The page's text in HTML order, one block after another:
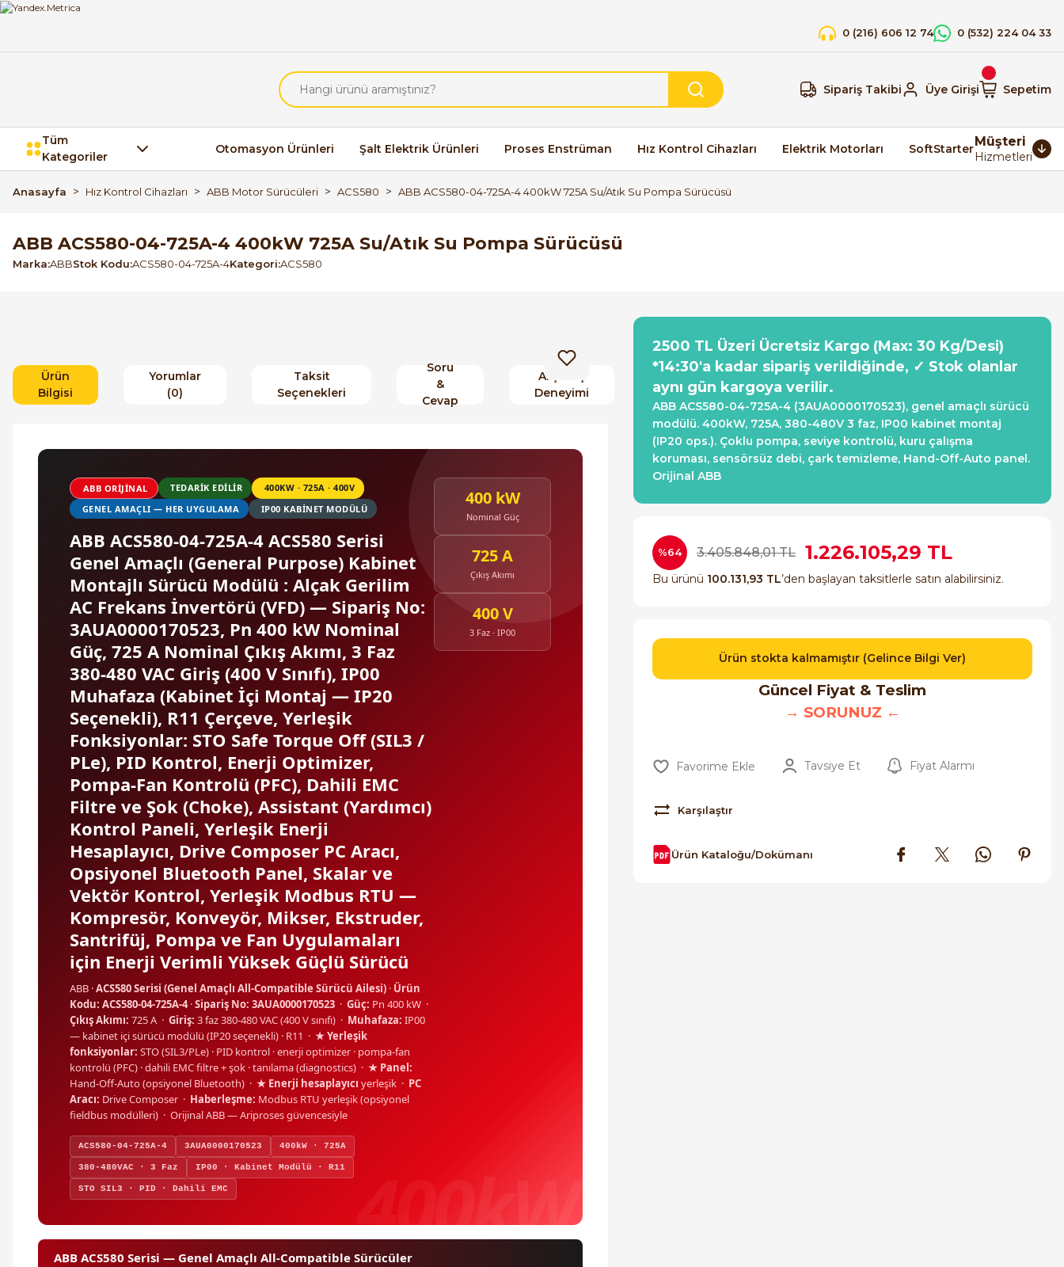
0 (216) 606 12 74 0 (532) 224 04 33
Sipariş Takibi Üye Girişi Sepetim
Tüm
Kategoriler
Otomasyon Ürünleri Şalt Elektrik Ürünleri Proses Enstrüman Hız Kontrol Cihazları Elektrik Motorları SoftStarterMüşteri
Hizmetleri
Anasayfa Hız Kontrol Cihazları ABB Motor Sürücüleri ACS580 ABB ACS580-04-725A-4 400kW 725A Su/Atık Su Pompa Sürücüsü
ABB ACS580-04-725A-4 400kW 725A Su/Atık Su Pompa Sürücüsü
Marka ABBStok Kodu ACS580-04-725A-4Kategori ACS580
Ürün
Bilgisi
Yorumlar
(0)
Taksit
Seçenekleri
Soru
&
Cevap
Alışveriş
Deneyimi
ABB ORIJINAL TEDARIK EDILIR
400KW · 725A · 400V
GENEL AMAÇLI — HER UYGULAMA
IP00 KABINET MODÜLÜ
ABB ACS580-04-725A-4 ACS580 Serisi
Genel Amaçlı (General Purpose) Kabinet
Montajlı Sürücü Modülü : Alçak Gerilim
AC Frekans İnvertörü (VFD) — Sipariş No:
3AUA0000170523, Pn 400 kW Nominal
Güç, 725 A Nominal Çıkış Akımı, 3 Faz
380-480 VAC Giriş (400 V Sınıfı), IP00
Muhafaza (Kabinet İçi Montaj — IP20
Seçenekli), R11 Çerçeve, Yerleşik
Fonksiyonlar: STO Safe Torque Off (SIL3 /
PLe), PID Kontrol, Enerji Optimizer,
Pompa-Fan Kontrolü (PFC), Dahili EMC
Filtre ve Şok (Choke), Assistant (Yardımcı)
Kontrol Paneli, Yerleşik Enerji
Hesaplayıcı, Drive Composer PC Aracı,
Opsiyonel Bluetooth Panel, Skalar ve
Vektör Kontrol, Yerleşik Modbus RTU —
Kompresör, Konveyör, Mikser, Ekstruder,
Santrifüj, Pompa ve Fan Uygulamaları
için Enerji Verimli Yüksek Güçlü Sürücü
ABB ·ACS580 Serisi (Genel Amaçlı All-Compatible Sürücü Ailesi) · Ürün
Kodu: ACS580-04-725A-4·Sipariş No: 3AUA0000170523 · Güç: Pn 400 kW ·
Çıkış Akımı: 725 A · Giriş: 3 faz 380-480 VAC (400 V sınıfı) · Muhafaza: IP00
— kabinet içi sürücü modülü (IP20 seçenekli) · R11 · ★ Yerleşik
fonksiyonlar: STO (SIL3/PLe) · PID kontrol · enerji optimizer · pompa-fan
kontrolü (PFC) · dahili EMC filtre + şok · tanılama (diagnostics) · ★ Panel:
Hand-Off-Auto (opsiyonel Bluetooth) · ★ Enerji hesaplayıcı yerleşik · PC
Aracı: Drive Composer · Haberleşme: Modbus RTU yerleşik (opsiyonel
fieldbus modülleri) · Orijinal ABB — Ariproses güvencesiyle
ACS580-04-725A-4 3AUA0000170523 400kW · 725A
380-480VAC · 3 Faz IP00 · Kabinet Modülü · R11
STO SIL3 · PID · Dahili EMC
400 kW
Nominal Güç
725 A
Çıkış Akımı
400 V
3 Faz · IP00
ABB ACS580 Serisi — Genel Amaçlı All-Compatible Sürücüler
2500 TL Üzeri Ücretsiz Kargo (Max: 30 Kg/Desi)
*14:30'a kadar sipariş verildiğinde, ✓ Stok olanlar
aynı gün kargoya verilir.
ABB ACS580-04-725A-4 (3AUA0000170523), genel amaçlı sürücü
modülü. 400kW, 725A, 380-480V 3 faz, IP00 kabinet montaj
(IP20 ops.). Çoklu pompa, seviye kontrolü, kuru çalışma
koruması, sensörsüz debi, çark temizleme, Hand-Off-Auto panel.
Orijinal ABB
%64 3.405.848,01 TL 1.226.105,29 TL
Bu ürünü 100.131,93 TL’den başlayan taksitlerle satın alabilirsiniz.
Ürün stokta kalmamıştır (Gelince Bilgi Ver)
Güncel Fiyat & Teslim
→ SORUNUZ ←
Tavsiye Et Fiyat Alarmı
Karşılaştır
Ürün Kataloğu/Dokümanı